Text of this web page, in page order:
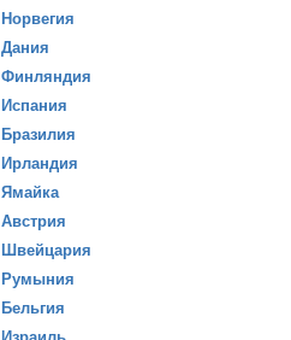
Норвегия
Дания
Финляндия
Испания
Бразилия
Ирландия
Ямайка
Австрия
Швейцария
Румыния
Бельгия